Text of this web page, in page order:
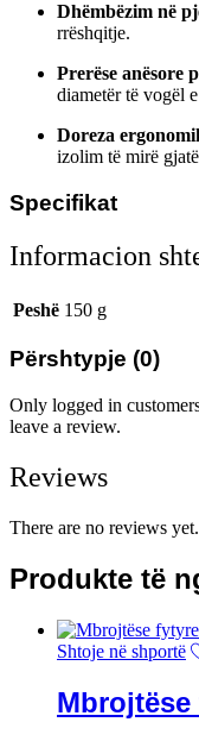
Dhëmbëzim në
rrëshqitje.
Prerëse anësore
diametër të vogël e
Doreza
izolim të mirë
Specifikat
Informacion
Peshë 150 g
Përshtypje (0)
Only logged in
leave a review.
Reviews
There are no reviews yet.
Produkte të
Shtoje në shportë